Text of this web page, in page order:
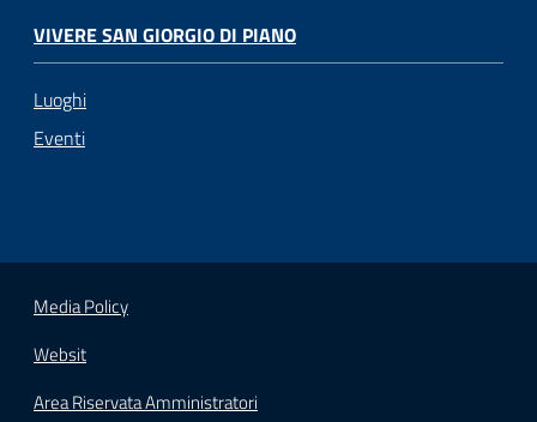
VIVERE SAN GIORGIO DI PIANO
Luoghi
Eventi
Media Policy
Websit
Area Riservata Amministratori